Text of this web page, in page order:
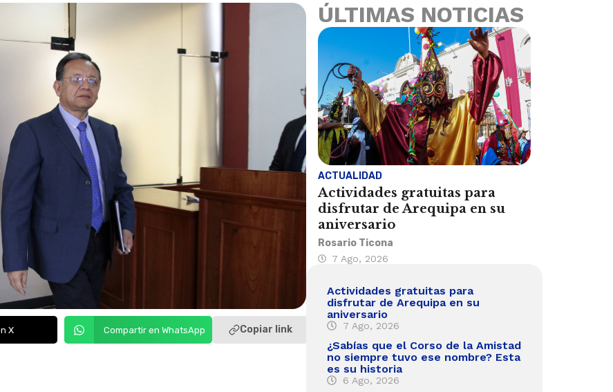
X Compartir en WhatsApp Copiar link
ÚLTIMAS NOTICIAS
ACTUALIDAD
Actividades gratuitas para
disfrutar de Arequipa en su
aniversario
Rosario Ticona
7 Ago, 2026
Actividades gratuitas para
disfrutar de Arequipa en su
aniversario
7 Ago, 2026
¿Sabías que el Corso de la Amistad
no siempre tuvo ese nombre? Esta
es su historia
6 Ago, 2026